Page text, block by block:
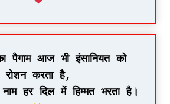
पैगाम आज भी इंसानियत को
रोशन करता है,